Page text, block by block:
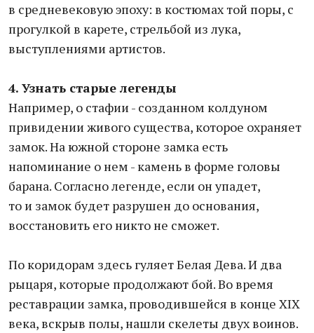
в средневековую эпоху: в костюмах той поры, с
прогулкой в карете, стрельбой из лука,
выступлениями артистов.
4. Узнать старые легенды
Например, о стафии - созданном колдуном
привидении живого существа, которое охраняет
замок. На южной стороне замка есть
напоминание о нем - камень в форме головы
барана. Согласно легенде, если он упадет,
то и замок будет разрушен до основания,
восстановить его никто не сможет.
По коридорам здесь гуляет Белая Дева. И два
рыцаря, которые продолжают бой. Во время
реставрации замка, проводившейся в конце XIX
века, вскрыв полы, нашли скелеты двух воинов.